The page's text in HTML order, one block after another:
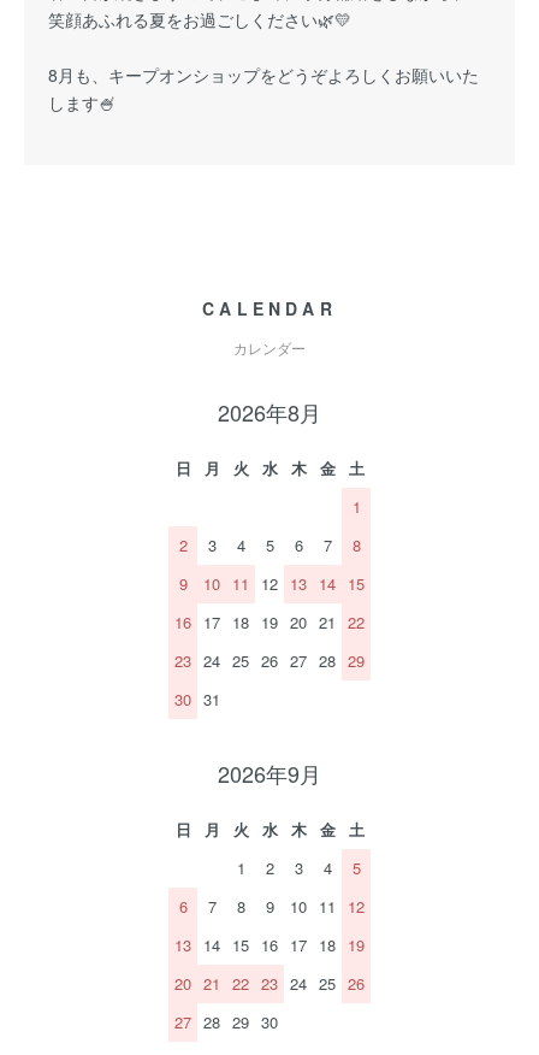
笑顔あふれる夏をお過ごしください🌿💛
8月も、キープオンショップをどうぞよろしくお願いいた
します🍧
CALENDAR
カレンダー
2026年8月
日 月 火 水 木 金
土
1
2
3 4 5 6 7
8
9
10 11 12 13 14 15
16 17 18 19 20 21
22
23 24 25 26 27 28 29
30 31
2026年9月
日 月 火 水 木 金
土
1
2 3 4
5
6
7 8 9 10 11
12
13 14 15 16 17 18 19
20 21 22 23 24 25 26
27 28 29 30